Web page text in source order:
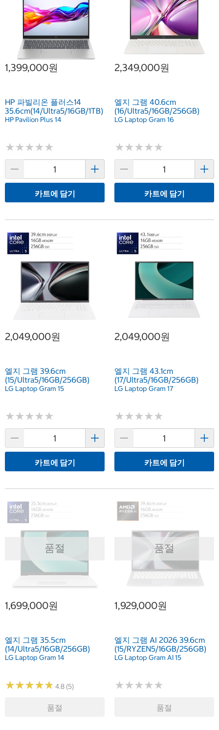
1,399,000원
HP 파빌리온 플러스14
35.6cm(14/Ultra5/16GB/1TB)
HP Pavilion Plus 14
★★★★★
★★★★★
카트에 담기
2,349,000원
엘지 그램 40.6cm
(16/Ultra5/16GB/256GB)
LG Laptop Gram 16
★★★★★
★★★★★
카트에 담기
2,049,000원
엘지 그램 39.6cm
(15/Ultra5/16GB/256GB)
LG Laptop Gram 15
★★★★★
★★★★★
카트에 담기
2,049,000원
엘지 그램 43.1cm
(17/Ultra5/16GB/256GB)
LG Laptop Gram 17
★★★★★
★★★★★
카트에 담기
품절
1,699,000원
엘지 그램 35.5cm
(14/Ultra5/16GB/256GB)
LG Laptop Gram 14
★★★★★
★★★★★ 4.8 (5)
품절
품절
1,929,000원
엘지 그램 AI 2026 39.6cm
(15/RYZEN5/16GB/256GB)
LG Laptop Gram AI 15
★★★★★
★★★★★
품절